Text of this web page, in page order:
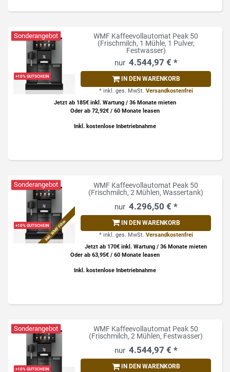
+10% GUTSCHEIN
Sonderangebot
WMF Kaffeevollautomat Peak 50
(Frischmilch, 1 Mühle, 1 Pulver,
Festwasser)
4.544,97 € *
IN DEN WARENKORB
* inkl. ges. MwSt. Versandkostenfrei
Jetzt ab 185€ inkl. Wartung / 36 Monate mieten
Oder ab 72,92€ / 60 Monate leasen
Inkl. kostenlose Inbetriebnahme
+10% GUTSCHEINInkl. WMF Filter
Sonderangebot
WMF Kaffeevollautomat Peak 50
(Frischmilch, 2 Mühlen, Wassertank)
4.296,50 € *
IN DEN WARENKORB
* inkl. ges. MwSt. Versandkostenfrei
Jetzt ab 170€ inkl. Wartung / 36 Monate mieten
Oder ab 63,95€ / 60 Monate leasen
Inkl. kostenlose Inbetriebnahme
+10% GUTSCHEIN
Sonderangebot
WMF Kaffeevollautomat Peak 50
(Frischmilch, 2 Mühlen, Festwasser)
4.544,97 € *
IN DEN WARENKORB